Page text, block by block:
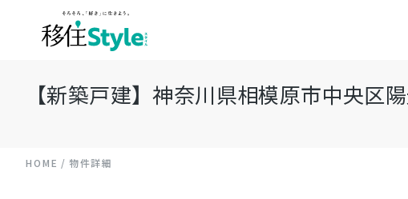
【新築戸建】神奈川県相模原市中央区
HOME 物件詳細